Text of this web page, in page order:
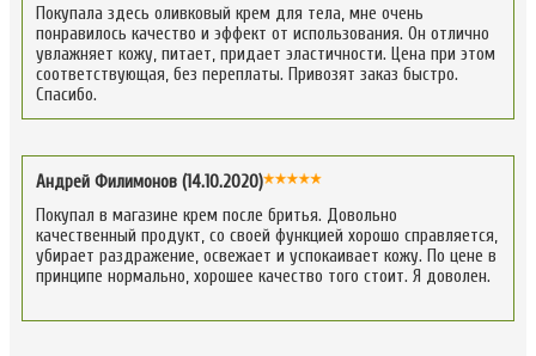
Покупала здесь оливковый крем для тела, мне очень
понравилось качество и эффект от использования. Он отлично
увлажняет кожу, питает, придает эластичности. Цена при этом
соответствующая, без переплаты. Привозят заказ быстро.
Спасибо.
Андрей Филимонов (14.10.2020)
Покупал в магазине крем после бритья. Довольно
качественный продукт, со своей функцией хорошо справляется,
убирает раздражение, освежает и успокаивает кожу. По цене в
принципе нормально, хорошее качество того стоит. Я доволен.